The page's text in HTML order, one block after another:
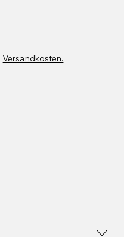
Versandkosten.